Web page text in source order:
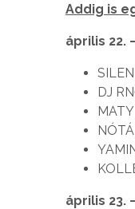
Addig is
április 22.
DJ
április 23.